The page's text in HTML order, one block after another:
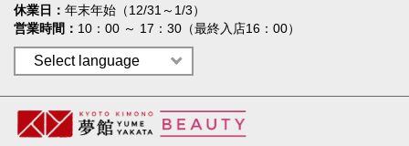
休業日
年末年始（12/31～1/3）
営業時間
10：00 ～ 17：30（最終入店16：00）